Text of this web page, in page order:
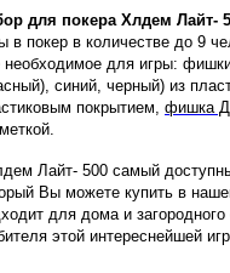
для покера Хлдем Лайт-
в покер в количестве до 9
необходимое для игры:
синий, черный) из
покрытием, фишка
Лайт- 500 самый
Вы можете купить в
для дома и
этой интереснейшей